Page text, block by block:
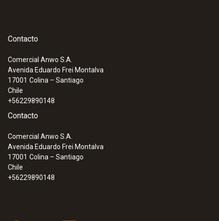
Contacto
Comercial Anwo S.A.
Avenida Eduardo Frei Montalva
17001 Colina – Santiago
Chile
+56229890148
Contacto
Comercial Anwo S.A.
Avenida Eduardo Frei Montalva
17001 Colina – Santiago
Chile
+56229890148